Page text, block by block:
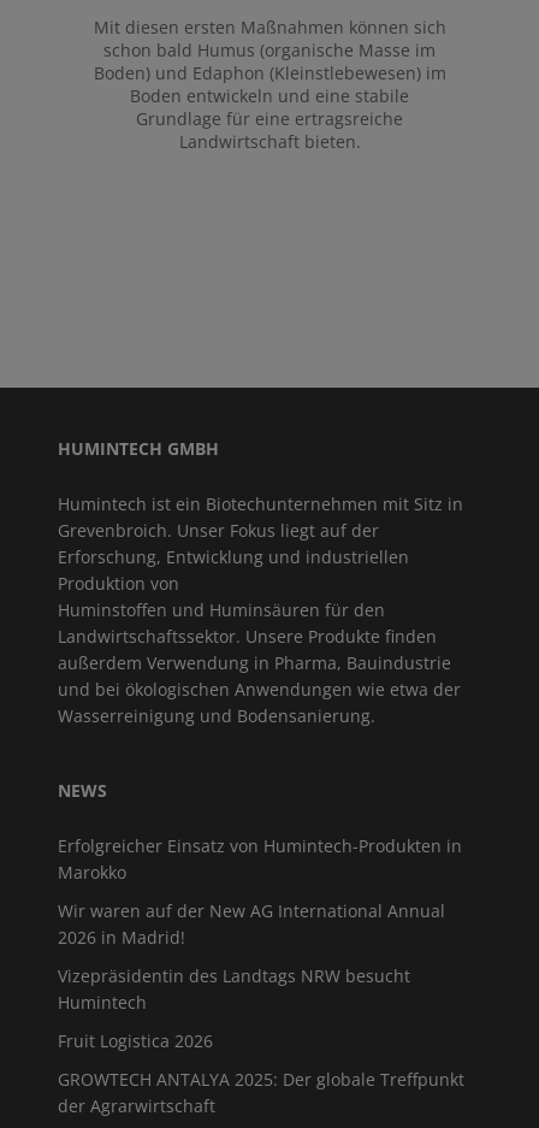
Mit diesen ersten Maßnahmen können sich
schon bald Humus (organische Masse im
Boden) und Edaphon (Kleinstlebewesen) im
Boden entwickeln und eine stabile
Grundlage für eine ertragsreiche
Landwirtschaft bieten.
HUMINTECH GMBH
Humintech ist ein Biotechunternehmen mit Sitz in
Grevenbroich. Unser Fokus liegt auf der
Erforschung, Entwicklung und industriellen
Produktion von
Huminstoffen und Huminsäuren für den
Landwirtschaftssektor. Unsere Produkte finden
außerdem Verwendung in Pharma, Bauindustrie
und bei ökologischen Anwendungen wie etwa der
Wasserreinigung und Bodensanierung.
NEWS
Erfolgreicher Einsatz von Humintech-Produkten in
Marokko
Wir waren auf der New AG International Annual
2026 in Madrid!
Vizepräsidentin des Landtags NRW besucht
Humintech
Fruit Logistica 2026
GROWTECH ANTALYA 2025: Der globale Treffpunkt
der Agrarwirtschaft